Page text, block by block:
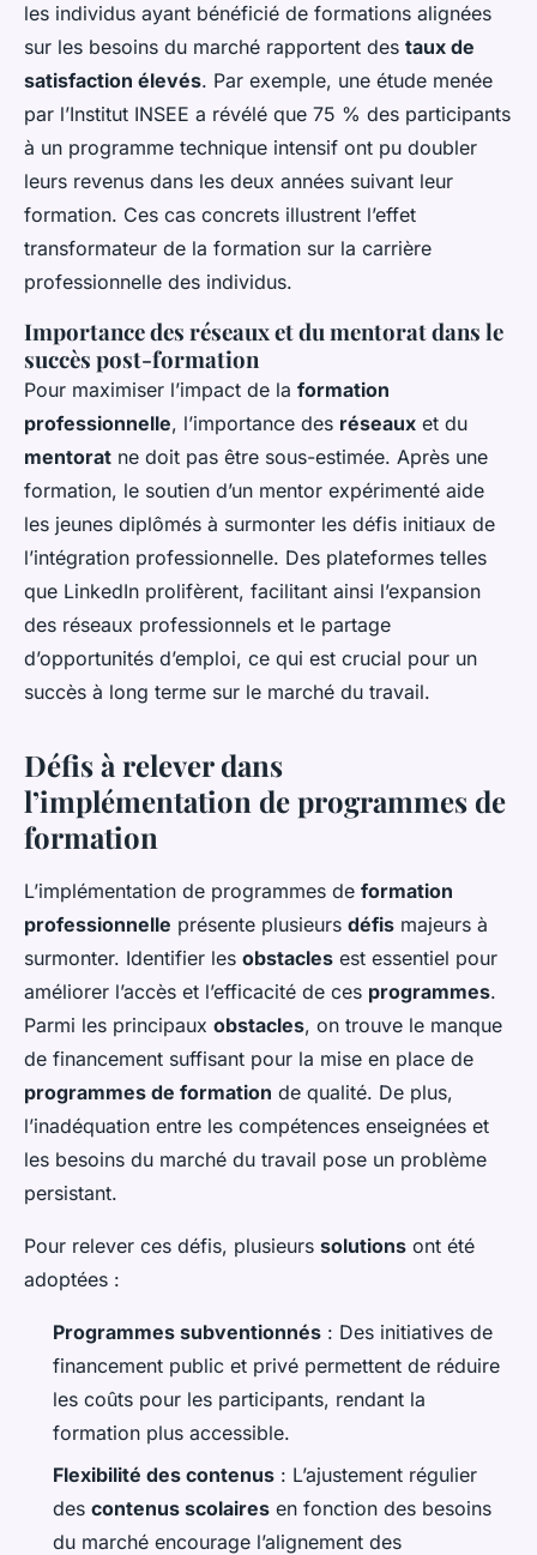
les individus ayant bénéficié de formations alignées
sur les besoins du marché rapportent des taux de
satisfaction élevés. Par exemple, une étude menée
par l’Institut INSEE a révélé que 75 % des participants
à un programme technique intensif ont pu doubler
leurs revenus dans les deux années suivant leur
formation. Ces cas concrets illustrent l’effet
transformateur de la formation sur la carrière
professionnelle des individus.
Importance des réseaux et du mentorat dans le
succès post-formation
Pour maximiser l’impact de la formation
professionnelle, l’importance des réseaux et du
mentorat ne doit pas être sous-estimée. Après une
formation, le soutien d’un mentor expérimenté aide
les jeunes diplômés à surmonter les défis initiaux de
l’intégration professionnelle. Des plateformes telles
que LinkedIn prolifèrent, facilitant ainsi l’expansion
des réseaux professionnels et le partage
d’opportunités d’emploi, ce qui est crucial pour un
succès à long terme sur le marché du travail.
Défis à relever dans
l’implémentation de programmes de
formation
L’implémentation de programmes de formation
professionnelle présente plusieurs défis majeurs à
surmonter. Identifier les obstacles est essentiel pour
améliorer l’accès et l’efficacité de ces programmes.
Parmi les principaux obstacles, on trouve le manque
de financement suffisant pour la mise en place de
programmes de formation de qualité. De plus,
l’inadéquation entre les compétences enseignées et
les besoins du marché du travail pose un problème
persistant.
Pour relever ces défis, plusieurs solutions ont été
adoptées :
Programmes subventionnés : Des initiatives de
financement public et privé permettent de réduire
les coûts pour les participants, rendant la
formation plus accessible.
Flexibilité des contenus : L’ajustement régulier
des contenus scolaires en fonction des besoins
du marché encourage l’alignement des